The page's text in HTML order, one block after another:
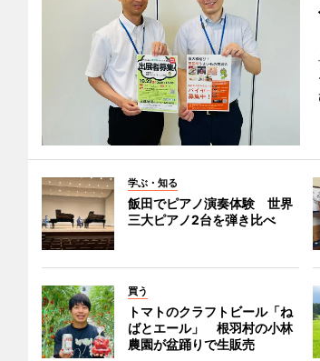
学ぶ・知る
飯田でピアノ演奏体験 世界
三大ピアノ2台を弾き比べ
買う
トマトのクラフトビール「ね
ばとエール」 根羽村の小林
農園が盆踊りで生販売